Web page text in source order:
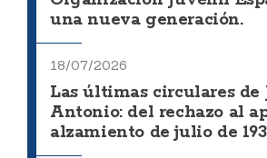
una nueva generación.
18/07/2026
Las últimas circulares de
Antonio: del rechazo al
alzamiento de julio de